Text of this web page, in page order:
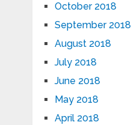
October 2018
September 2018
August 2018
July 2018
June 2018
May 2018
April 2018